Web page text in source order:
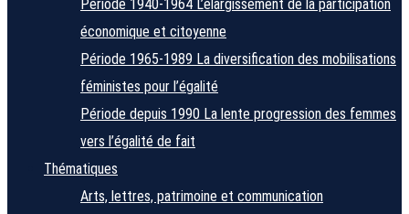
Période 1940-1964 L’élargissement de la participation
économique et citoyenne
Période 1965-1989 La diversification des mobilisations
féministes pour l’égalité
Période depuis 1990 La lente progression des femmes
vers l’égalité de fait
Thématiques
Arts, lettres, patrimoine et communication